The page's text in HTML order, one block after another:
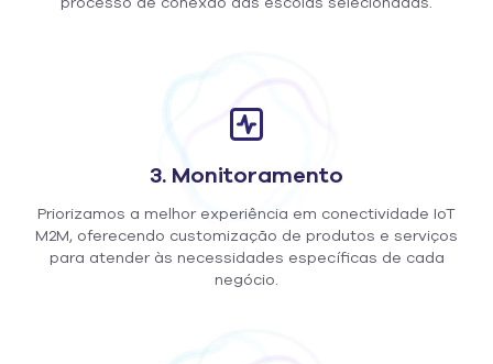
3. Monitoramento
Priorizamos a melhor experiência em conectividade IoT
M2M, oferecendo customização de produtos e serviços
para atender às necessidades específicas de cada
negócio.